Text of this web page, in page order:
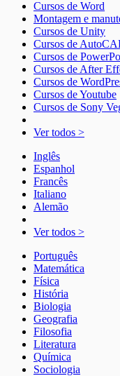
Cursos de Word
Montagem e
Cursos de Unity
Cursos de
Cursos de
Cursos de After
Cursos de
Cursos de Youtube
Cursos de Sony
Ver todos >
Inglês
Espanhol
Francês
Italiano
Alemão
Ver todos >
Português
Matemática
Física
História
Biologia
Geografia
Filosofia
Literatura
Química
Sociologia